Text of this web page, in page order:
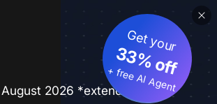
2026 *extended
Get your
33% off
+ free AI Agent